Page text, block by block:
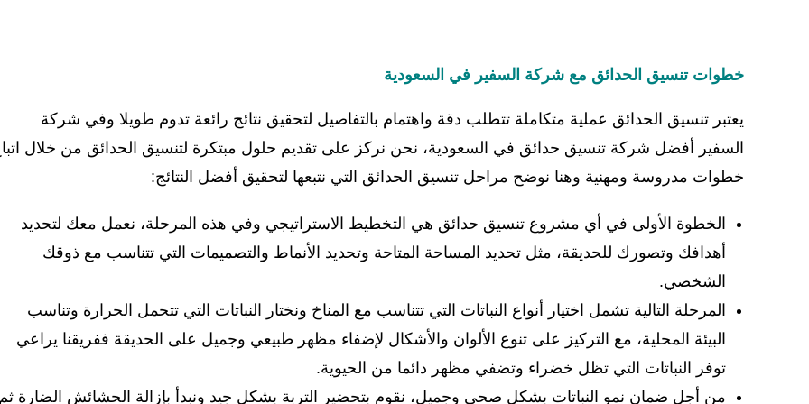
خطوات تنسيق الحدائق مع شركة السفير في السعودية
يعتبر تنسيق الحدائق عملية متكاملة تتطلب دقة واهتمام بالتفاصيل لتحقيق نتائج رائعة تدوم طويلا وفي شركة
السفير أفضل شركة تنسيق حدائق في السعودية، نحن نركز على تقديم حلول مبتكرة لتنسيق الحدائق من خلال
خطوات مدروسة ومهنية وهنا نوضح مراحل تنسيق الحدائق التي نتبعها لتحقيق أفضل النتائج:
الخطوة الأولى في أي مشروع تنسيق حدائق هي التخطيط الاستراتيجي وفي هذه المرحلة، نعمل معك لتحديد
أهدافك وتصورك للحديقة، مثل تحديد المساحة المتاحة وتحديد الأنماط والتصميمات التي تتناسب مع ذوقك
الشخصي.
المرحلة التالية تشمل اختيار أنواع النباتات التي تتناسب مع المناخ ونختار النباتات التي تتحمل الحرارة وتناسب
البيئة المحلية، مع التركيز على تنوع الألوان والأشكال لإضفاء مظهر طبيعي وجميل على الحديقة ففريقنا يراعي
توفر النباتات التي تظل خضراء وتضفي مظهر دائما من الحيوية.
من أجل ضمان نمو النباتات بشكل صحي وجميل، نقوم بتحضير التربة بشكل جيد ونبدأ بإزالة الحشائش الضارة